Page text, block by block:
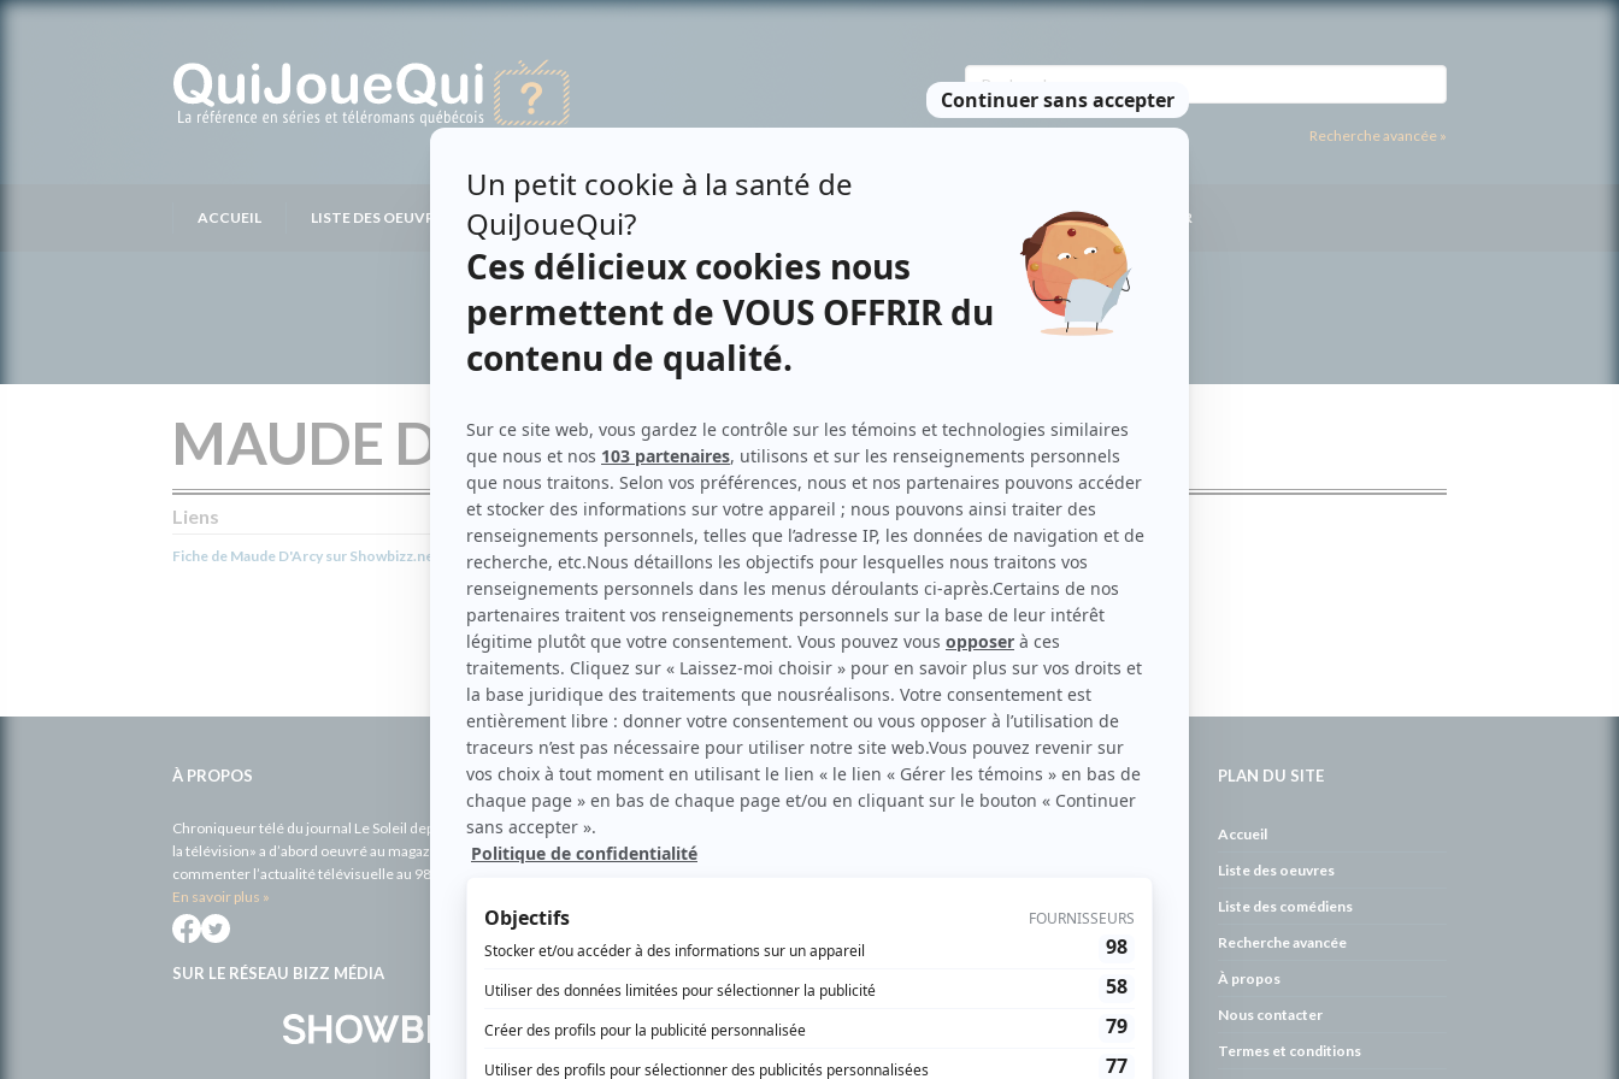
Recherche avancée »
ACCUEIL LISTE DES OEUVRES LISTE DES PERSONNES NOUS CONTACTER
MAUDE D'ARCY
Liens
Fiche de Maude D'Arcy sur Showbizz.net
Personnages
D'Iberville(Rôle inconnu)
À PROPOS
Chroniqueur télé du journal Le Soleil depuis 2001, Richard Therrien carbure à son petit écran. Celui qu’on surnomme parfois «l’encyclopédie de
la télévision» a d’abord oeuvré au magazine TV Hebdo de 1996 à 2001. Sa spécialité: la télé québécoise. On peut l’entendre régulièrement
commenter l’actualité télévisuelle au 98,5.
En savoir plus »
SUR LE RÉSEAU BIZZ MÉDIA
PLAN DU SITE
Accueil
Liste des oeuvres
Liste des comédiens
Recherche avancée
À propos
Nous contacter
Termes et conditions